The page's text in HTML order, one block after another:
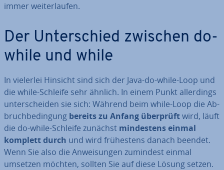
immer wei­ter­lau­fen.
Der Un­ter­schied zwischen do-
while und while
In vielerlei Hinsicht sind sich der Java-do-while-Loop und
die while-Schleife sehr ähnlich. In einem Punkt al­ler­dings
un­ter­schei­den sie sich: Während beim while-Loop die Ab­
bruch­be­din­gung bereits zu Anfang überprüftwird, läuft
die do-while-Schleife zunächst min­des­tens einmal
komplett durch und wird frü­hes­tens danach beendet.
Wenn Sie also die An­wei­sun­gen zumindest einmal
umsetzen möchten, sollten Sie auf diese Lösung setzen.